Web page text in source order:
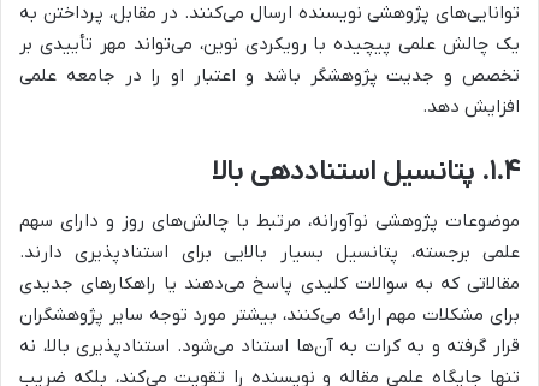
توانایی‌های پژوهشی نویسنده ارسال می‌کنند. در مقابل، پرداختن به
یک چالش علمی پیچیده با رویکردی نوین، می‌تواند مهر تأییدی بر
تخصص و جدیت پژوهشگر باشد و اعتبار او را در جامعه علمی
افزایش دهد.
۱.۴. پتانسیل استناددهی بالا
موضوعات پژوهشی نوآورانه، مرتبط با چالش‌های روز و دارای سهم
علمی برجسته، پتانسیل بسیار بالایی برای استنادپذیری دارند.
مقالاتی که به سوالات کلیدی پاسخ می‌دهند یا راهکارهای جدیدی
برای مشکلات مهم ارائه می‌کنند، بیشتر مورد توجه سایر پژوهشگران
قرار گرفته و به کرات به آن‌ها استناد می‌شود. استنادپذیری بالا، نه
تنها جایگاه علمی مقاله و نویسنده را تقویت می‌کند، بلکه ضریب